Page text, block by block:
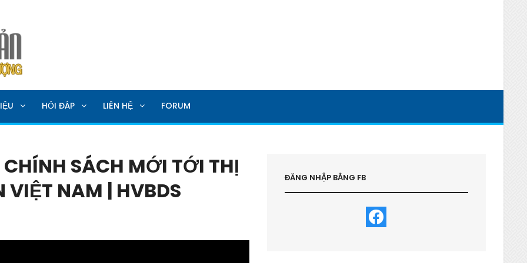
HỎI ĐÁP LIÊN HỆ FORUM
SÁCH MỚI TỚI THỊ
VIỆT NAM | HVBDS
ĐĂNG NHẬP BẰNG FB